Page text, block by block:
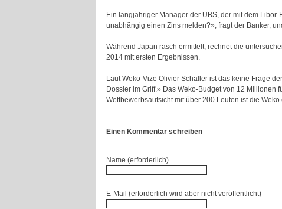
Ein langjähriger Manager der UBS, der mit dem
unabhängig einen Zins melden?», fragt der Banker,
Während Japan rasch ermittelt, rechnet die
2014 mit ersten Ergebnissen.
Laut Weko-Vize Olivier Schaller ist das keine Frage
Dossier im Griff.» Das Weko-Budget von 12
Wettbewerbsaufsicht mit über 200 Leuten ist die
Einen Kommentar schreiben
Name (erforderlich)
E-Mail (erforderlich wird aber nicht veröffentlicht)